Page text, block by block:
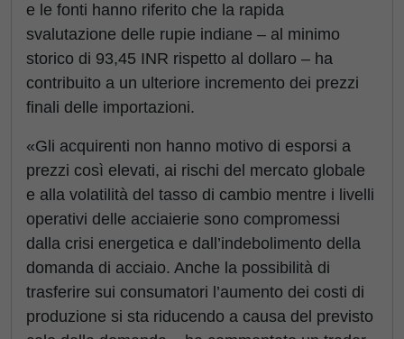
e le fonti hanno riferito che la rapida
svalutazione delle rupie indiane – al minimo
storico di 93,45 INR rispetto al dollaro – ha
contribuito a un ulteriore incremento dei prezzi
finali delle importazioni.
«Gli acquirenti non hanno motivo di esporsi a
prezzi così elevati, ai rischi del mercato globale
e alla volatilità del tasso di cambio mentre i livelli
operativi delle acciaierie sono compromessi
dalla crisi energetica e dall’indebolimento della
domanda di acciaio. Anche la possibilità di
trasferire sui consumatori l’aumento dei costi di
produzione si sta riducendo a causa del previsto